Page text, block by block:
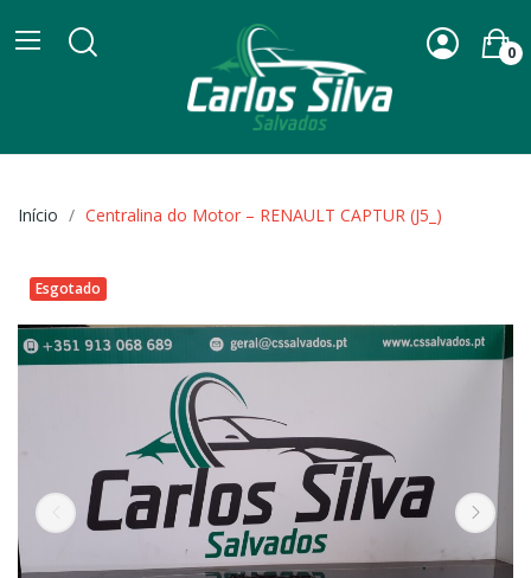
0
Início Centralina do Motor – RENAULT CAPTUR (J5_)
Esgotado